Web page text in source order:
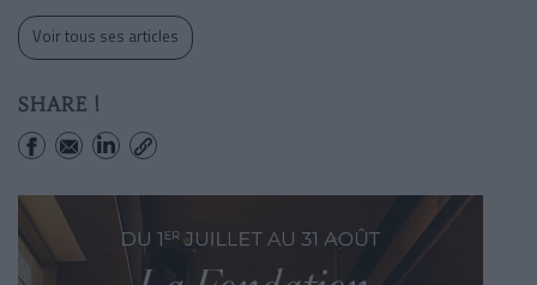
Voir tous ses articles
SHARE !